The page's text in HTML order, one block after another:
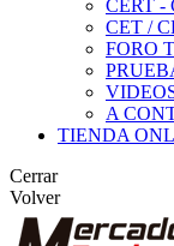
CERT -
CET /
FORO
A
TIENDA
Cerrar
Volver